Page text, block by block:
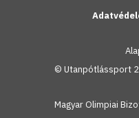
© Utanpótlássport
Magyar Olimpiai